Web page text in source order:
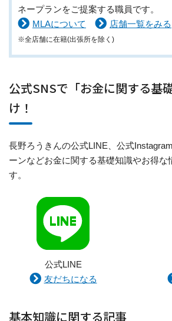
ネープランをご提案する職員です。
MLAについて
店舗一覧をみる
※全店舗に在籍(出張所を除く)
公式SNSで「お金に関する基
け！
長野ろうきんの公式LINE、公式
ーンなどお金に関する基礎知識やお得な
す。
公式LINE
友だちになる
基本知識に関する記事